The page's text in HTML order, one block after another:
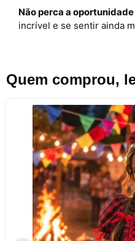
Não perca a
incrível e se sentir ainda
Quem comprou,